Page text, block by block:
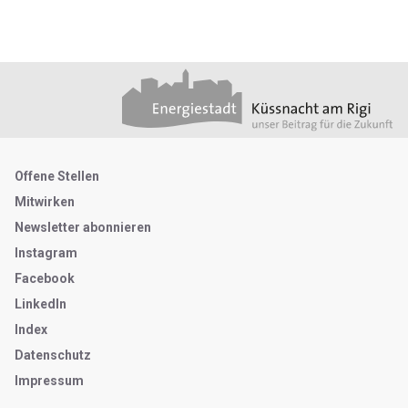
Metanavigation
Offene Stellen
Mitwirken
Newsletter abonnieren
Instagram
Facebook
LinkedIn
Index
Datenschutz
Impressum